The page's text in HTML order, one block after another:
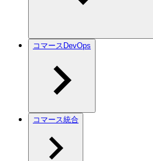
コマースDevOps
コマース統合